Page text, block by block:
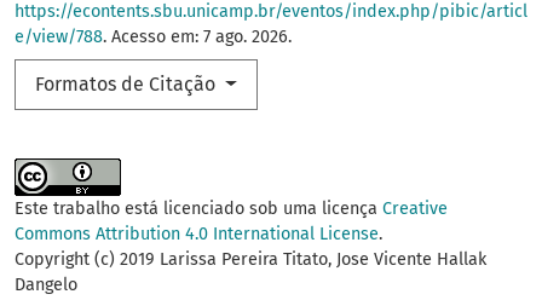
https://econtents.sbu.unicamp.br/eventos/index.php/pibic/articl
e/view/788. Acesso em: 7 ago. 2026.
Formatos de Citação
Este trabalho está licenciado sob uma licença Creative
Commons Attribution 4.0 International License.
Copyright (c) 2019 Larissa Pereira Titato, Jose Vicente Hallak
Dangelo